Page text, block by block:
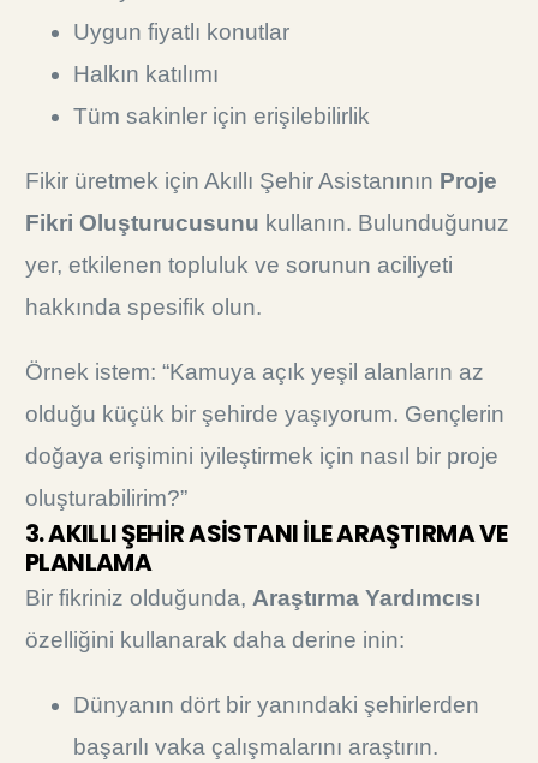
Uygun fiyatlı konutlar
Halkın katılımı
Tüm sakinler için erişilebilirlik
Fikir üretmek için Akıllı Şehir Asistanının Proje
Fikri Oluşturucusunu kullanın. Bulunduğunuz
yer, etkilenen topluluk ve sorunun aciliyeti
hakkında spesifik olun.
Örnek istem: “Kamuya açık yeşil alanların az
olduğu küçük bir şehirde yaşıyorum. Gençlerin
doğaya erişimini iyileştirmek için nasıl bir proje
oluşturabilirim?”
3. AKILLI ŞEHİR ASİSTANI İLE ARAŞTIRMA VE
PLANLAMA
Bir fikriniz olduğunda, Araştırma Yardımcısı
özelliğini kullanarak daha derine inin:
Dünyanın dört bir yanındaki şehirlerden
başarılı vaka çalışmalarını araştırın.